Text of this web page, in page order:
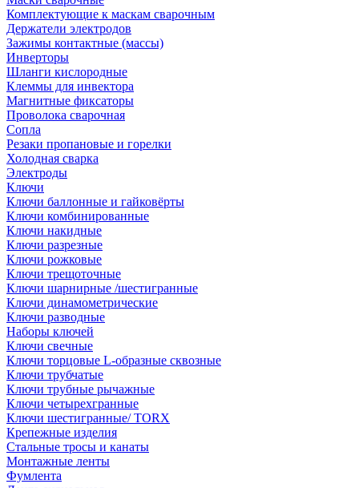
Комплектующие к маскам сварочным
Держатели электродов
Зажимы контактные (массы)
Инверторы
Шланги кислородные
Клеммы для инвектора
Магнитные фиксаторы
Проволока сварочная
Сопла
Резаки пропановые и горелки
Холодная сварка
Электроды
Ключи
Ключи баллонные и гайковёрты
Ключи комбинированные
Ключи накидные
Ключи разрезные
Ключи рожковые
Ключи трещоточные
Ключи шарнирные /шестигранные
Ключи динамометрические
Ключи разводные
Наборы ключей
Ключи свечные
Ключи торцовые L-образные сквозные
Ключи трубчатые
Ключи трубные рычажные
Ключи четырехгранные
Ключи шестигранные/ TORX
Крепежные изделия
Стальные тросы и канаты
Монтажные ленты
Фумлента